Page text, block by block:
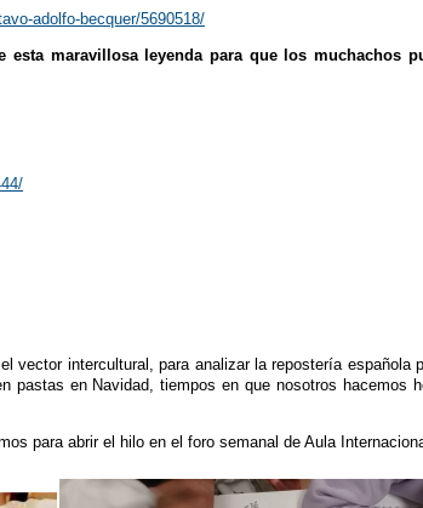
adolfo-becquer/5690518/
maravillosa leyenda para que los muchachos
vector intercultural, para analizar la repostería española
en Navidad, tiempos en que nosotros hacemos
para abrir el hilo en el foro semanal de Aula